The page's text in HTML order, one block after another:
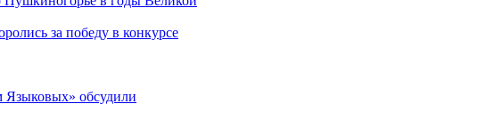
за победу в конкурсе
Языковых» обсудили